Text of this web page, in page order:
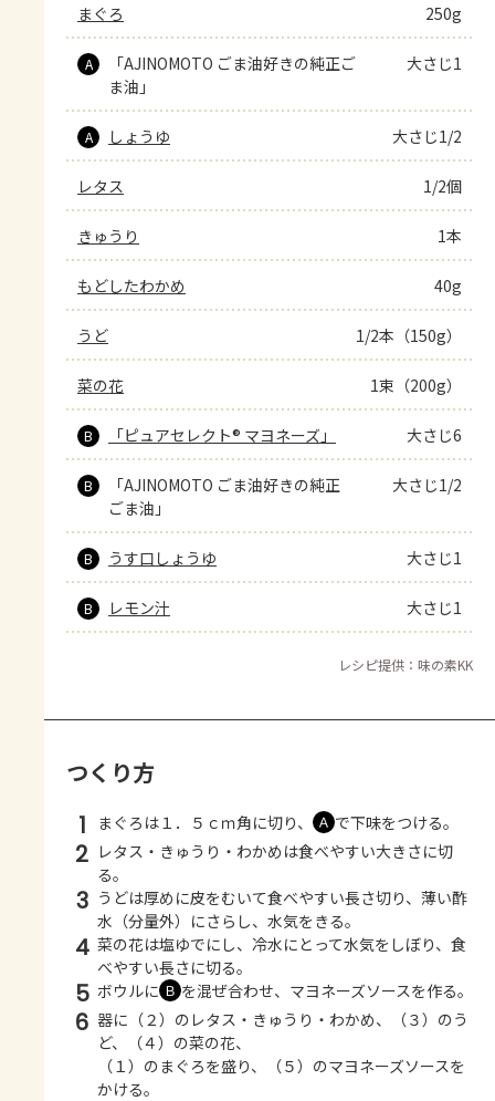
まぐろ 250g
A
「AJINOMOTO ごま油好きの純正ご
ま油」
大さじ1
A しょうゆ 大さじ1/2
レタス 1/2個
きゅうり 1本
もどしたわかめ 40g
うど 1/2本（150g）
菜の花 1束（200g）
B 「ピュアセレクト® マヨネーズ」 大さじ6
B
「AJINOMOTO ごま油好きの純正
ごま油」
大さじ1/2
B うす口しょうゆ 大さじ1
B レモン汁 大さじ1
レシピ提供：味の素KK
つくり方
1 まぐろは１．５ｃｍ角に切り、 Ａ で下味をつける。
2 レタス・きゅうり・わかめは食べやすい大きさに切
る。
3 うどは厚めに皮をむいて食べやすい長さ切り、薄い酢
水（分量外）にさらし、水気をきる。
4 菜の花は塩ゆでにし、冷水にとって水気をしぼり、食
べやすい長さに切る。
5 ボウルに Ｂ を混ぜ合わせ、マヨネーズソースを作る。
6 器に（２）のレタス・きゅうり・わかめ、（３）のう
ど、（４）の菜の花、
（１）のまぐろを盛り、（５）のマヨネーズソースを
かける。